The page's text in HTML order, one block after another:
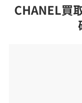
CHANEL買